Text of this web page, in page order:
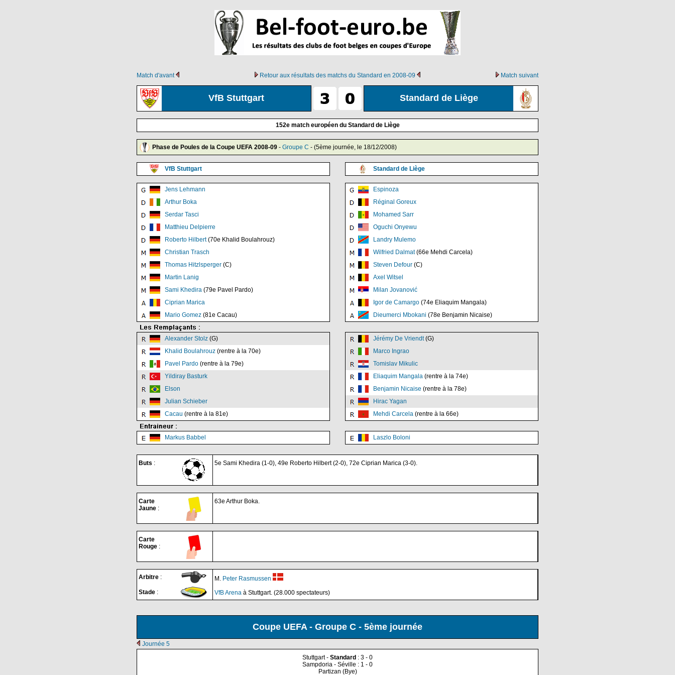
Match d'avant Retour aux résultats des matchs du Standard en 2008-09 Match suivant
VfB Stuttgart Standard de Liège
152e match européen du Standard de Liège
Phase de Poules de la Coupe UEFA 2008-09 - Groupe C - (5ème journée, le 18/12/2008)
VfB Stuttgart Standard de Liège
Jens Lehmann
Espinoza
Arthur Boka
Réginal Goreux
Serdar Tasci
Mohamed Sarr
Matthieu Delpierre
Oguchi Onyewu
Roberto Hilbert(70e Khalid Boulahrouz)
Landry Mulemo
Christian Trasch
Wilfried Dalmat(66e Mehdi Carcela)
Thomas Hitzlsperger (C) Steven Defour (C)
Martin Lanig
Axel Witsel
Sami Khedira (79e Pavel Pardo)
Milan Jovanović
Ciprian Marica
Igor de Camargo (74e Eliaquim Mangala)
Mario Gomez (81e Cacau) Dieumerci Mbokani (78e Benjamin Nicaise)
Alexander Stolz (G) Jérémy De Vriendt(G)
Khalid Boulahrouz (rentre à la 70e)
Marco Ingrao
Pavel Pardo (rentre à la 79e)
Tomislav Mikulic
Yildiray Basturk
Eliaquim Mangala (rentre à la 74e)
Elson
Benjamin Nicaise (rentre à la 78e)
Julian Schieber
Hirac Yagan
Cacau (rentre à la 81e) Mehdi Carcela (rentre à la 66e)
Markus Babbel Laszlo Boloni
Buts : 5e Sami Khedira (1-0), 49e Roberto Hilbert (2-0), 72e Ciprian Marica (3-0).
Carte
Jaune :
63e Arthur Boka.
Carte
Rouge :
Arbitre :
Stade :
M. Peter Rasmussen
VfB Arena à Stuttgart. (28.000 spectateurs)
Coupe UEFA - Groupe C - 5ème journée
Journée 5
Stuttgart - Standard : 3 - 0
Sampdoria - Séville : 1 - 0
Partizan (Bye)